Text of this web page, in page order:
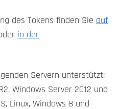
des Tokens finden Sie auf
in der
Servern unterstützt:
Windows Server 2012 und
Linux, Windows 8 und